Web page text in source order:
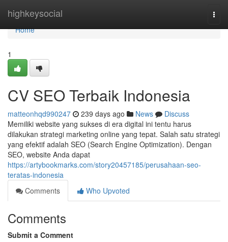
highkeysocial
Home
Home
1
CV SEO Terbaik Indonesia
matteonhqd990247 239 days ago News
Discuss
Memiliki website yang sukses di era digital ini tentu harus
dilakukan strategi marketing online yang tepat. Salah satu strategi
yang efektif adalah SEO (Search Engine Optimization). Dengan
SEO, website Anda dapat
https://artybookmarks.com/story20457185/perusahaan-seo-
teratas-indonesia
Comments
Who Upvoted
Comments
Submit a Comment